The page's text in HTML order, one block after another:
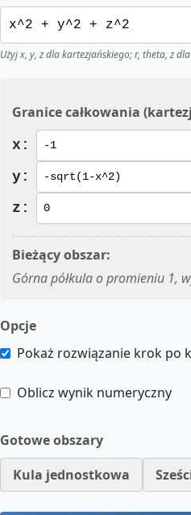
Użyj x, y, z dla kartezjańskiego; r, theta, z
Granice całkowania
x:
y:
z:
Bieżący obszar:
Górna półkula o promieniu 1,
Opcje
Pokaż rozwiązanie krok po
Oblicz wynik numeryczny
Gotowe obszary
Kula jednostkowa